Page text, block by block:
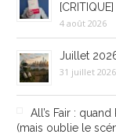
[CRITIQUE]
4 août 2026
Juillet
31 juillet 2026
All’s Fair :
(mais oublie le